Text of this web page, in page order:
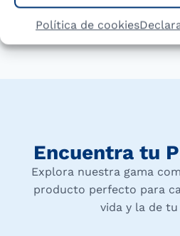
Política de cookies
COMPARTIR
Encuentra tu
Explora nuestra gama
producto perfecto para
vida y la de